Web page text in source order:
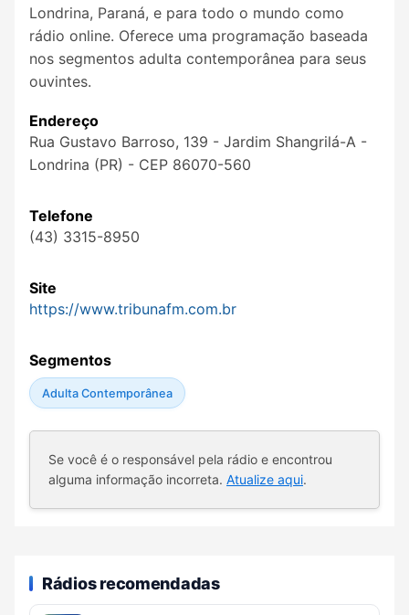
Londrina, Paraná, e para todo o mundo como
rádio online. Oferece uma programação baseada
nos segmentos adulta contemporânea para seus
ouvintes.
Endereço
Rua Gustavo Barroso, 139 - Jardim Shangrilá-A -
Londrina (PR) - CEP 86070-560
Telefone
(43) 3315-8950
Site
https://www.tribunafm.com.br
Segmentos
Adulta Contemporânea
Se você é o responsável pela rádio e encontrou
alguma informação incorreta. Atualize aqui.
Rádios recomendadas